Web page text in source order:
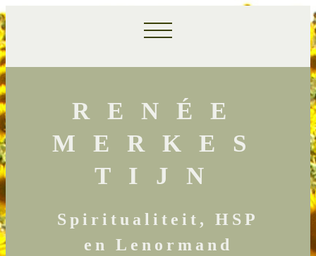
RENÉE
MERKES
TIJN
Spiritualiteit, HSP
en Lenormand